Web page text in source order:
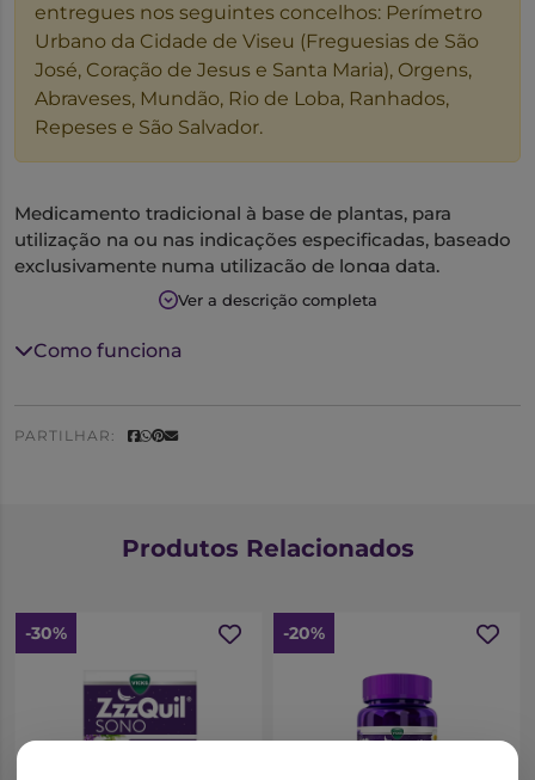
entregues nos seguintes concelhos: Perímetro
Urbano da Cidade de Viseu (Freguesias de São
José, Coração de Jesus e Santa Maria), Orgens,
Abraveses, Mundão, Rio de Loba, Ranhados,
Repeses e São Salvador.
Medicamento tradicional à base de plantas, para
utilização na ou nas indicações especificadas, baseado
exclusivamente numa utilização de longa data.
Valeriana, extracto (200 mg)
Lúpulo, extracto (68 mg)
segundo a recomendação médica ou farmacêutica.
Ver a descrição completa
Como funciona
PARTILHAR:
Produtos Relacionados
-30% -20%